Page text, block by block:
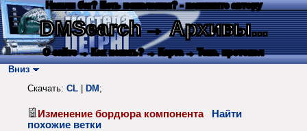
Нашли баг? Есть пожелания? - напишите автору
DMSearch→ Архивы...
О сайте → Как искать? → Карта → Текс. протокол
Вниз
Скачать: CL DM ;
Изменение бордюра компонента
Найти
похожие ветки